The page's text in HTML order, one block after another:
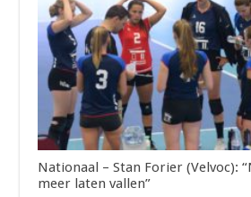
Nationaal – Stan Forier (Velvoc):
meer laten vallen”